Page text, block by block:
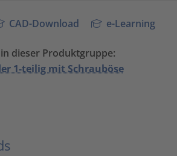
CAD-Download e-Learning
dieser Produktgruppe:
1-teilig mit Schrauböse